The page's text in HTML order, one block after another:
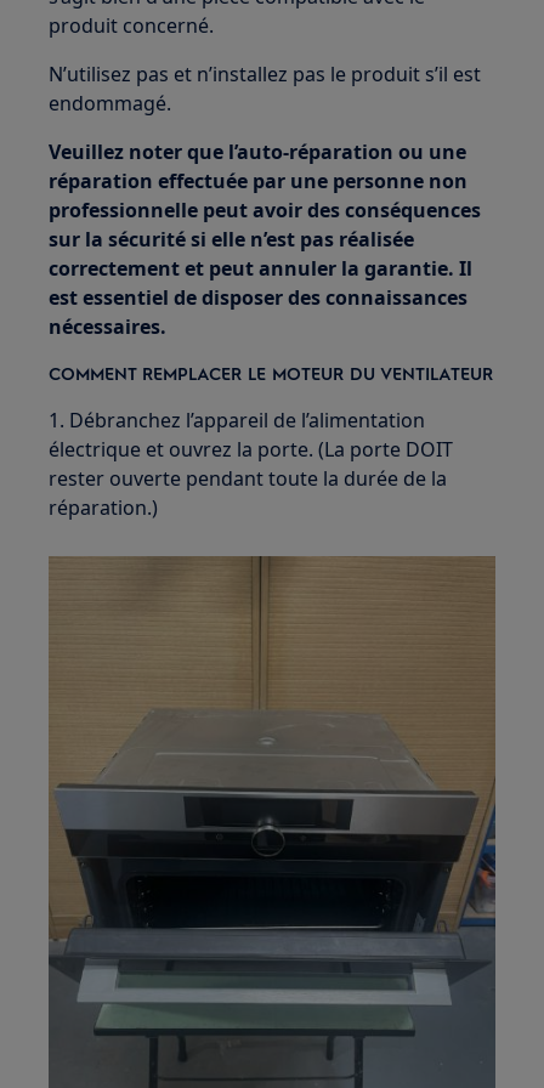
produit concerné.
N’utilisez pas et n’installez pas le produit s’il est
endommagé.
Veuillez noter que l’auto‑réparation ou une
réparation effectuée par une personne non
professionnelle peut avoir des conséquences
sur la sécurité si elle n’est pas réalisée
correctement et peut annuler la garantie. Il
est essentiel de disposer des connaissances
nécessaires.
COMMENT REMPLACER LE MOTEUR DU VENTILATEUR
1. Débranchez l’appareil de l’alimentation
électrique et ouvrez la porte. (La porte DOIT
rester ouverte pendant toute la durée de la
réparation.)